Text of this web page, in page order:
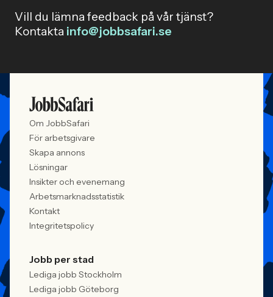
Vill du lämna feedback på vår tjänst?
Kontakta info@jobbsafari.se
Om JobbSafari
För arbetsgivare
Skapa annons
Lösningar
Insikter och evenemang
Arbetsmarknadsstatistik
Kontakt
Integritetspolicy
Jobb per stad
Lediga jobb Stockholm
Lediga jobb Göteborg